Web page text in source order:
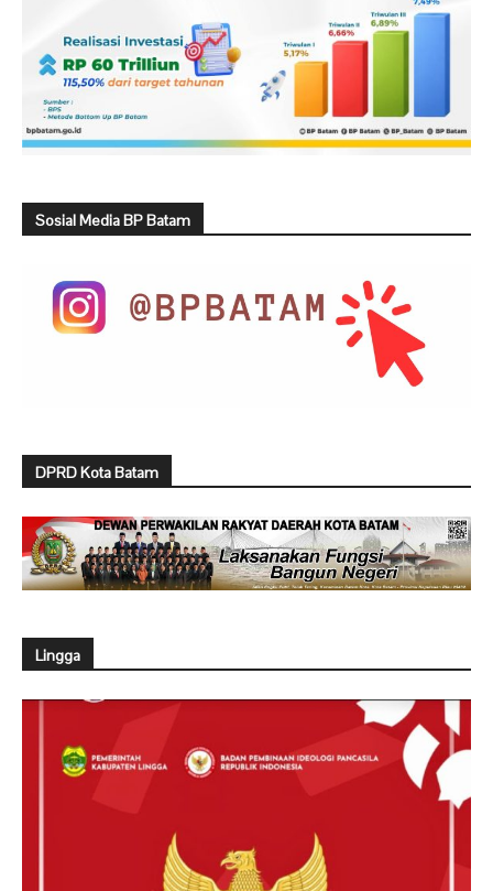
Sosial Media BP Batam
DPRD Kota Batam
Lingga